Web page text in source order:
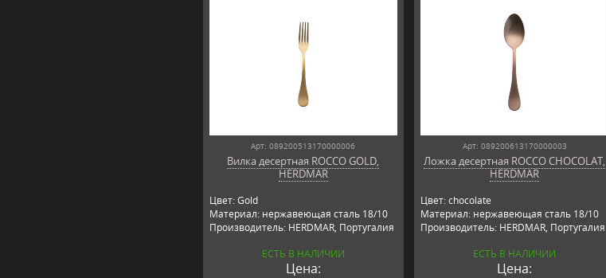
Арт: 089200513170000006
Вилка десертная ROCCO GOLD,
HERDMAR
Цвет: Gold
Материал: нержавеющая сталь 18/10
Производитель: HERDMAR, Португалия
ЕСТЬ В НАЛИЧИИ
Цена:
Арт: 089200613170000003
Ложка десертная ROCCO CHOCOLAT,
HERDMAR
Цвет: chocolate
Материал: нержавеющая сталь 18/10
Производитель: HERDMAR, Португалия
ЕСТЬ В НАЛИЧИИ
Цена: